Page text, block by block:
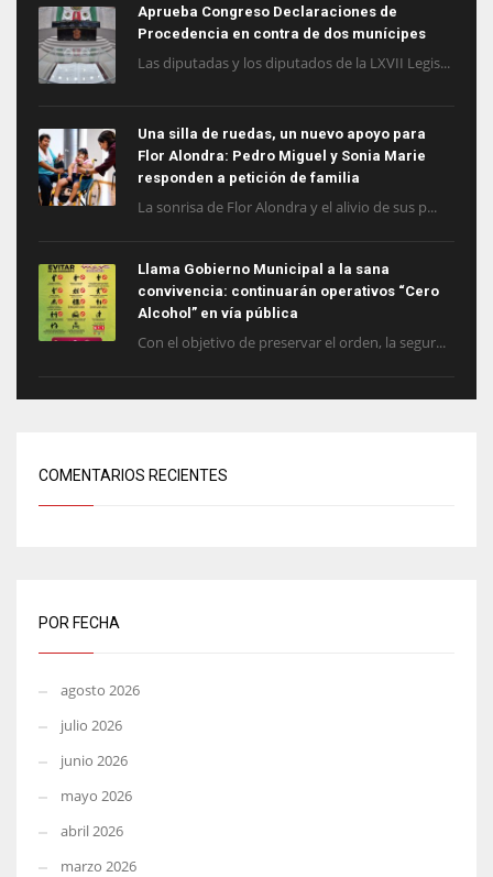
Aprueba Congreso Declaraciones de
Procedencia en contra de dos munícipes
Las diputadas y los diputados de la LXVII Legis...
Una silla de ruedas, un nuevo apoyo para
Flor Alondra: Pedro Miguel y Sonia Marie
responden a petición de familia
La sonrisa de Flor Alondra y el alivio de sus p...
Llama Gobierno Municipal a la sana
convivencia: continuarán operativos “Cero
Alcohol” en vía pública
Con el objetivo de preservar el orden, la segur...
COMENTARIOS RECIENTES
POR FECHA
agosto 2026
julio 2026
junio 2026
mayo 2026
abril 2026
marzo 2026